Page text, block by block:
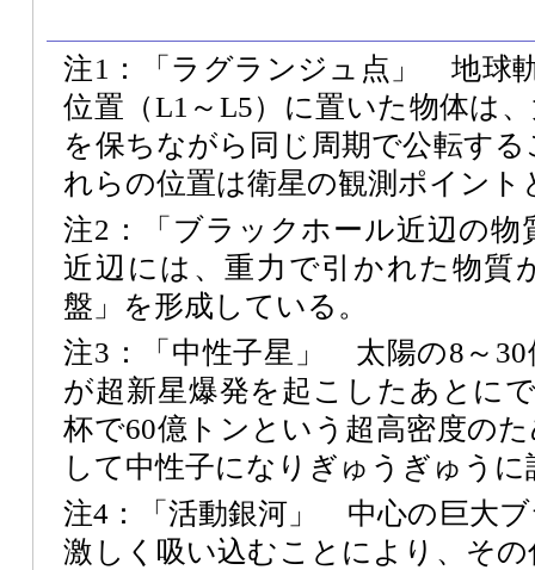
注1：「ラグランジュ点」 地球
位置（L1～L5）に置いた物体は
を保ちながら同じ周期で公転す
れらの位置は衛星の観測ポイント
注2：「ブラックホール近辺の
近辺には、重力で引かれた物質
盤」を形成している。
注3：「中性子星」 太陽の8～30
が超新星爆発を起こしたあとに
杯で60億トンという超高密度の
して中性子になりぎゅうぎゅう
注4：「活動銀河」 中心の巨大
激しく吸い込むことにより、そ